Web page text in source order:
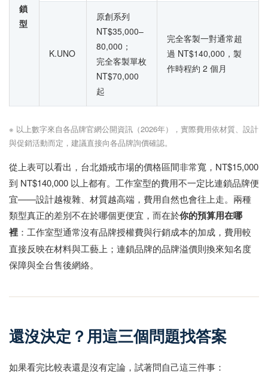
鎖
型
K.UNO
原創系列
NT$35,000–
80,000；
完全客製單枚
NT$70,000
起
完全客製一對通常超
過 NT$140,000，製
作時程約 2 個月
※ 以上數字來自各品牌官網公開資訊（2026年），實際費用依材質、設計
與促銷活動而定，建議直接向各品牌詢價確認。
從上表可以看出，台北婚戒市場的價格區間非常寬，NT$15,000
到 NT$140,000 以上都有。工作室型的費用不一定比連鎖品牌便
宜——設計越複雜、材質越高端，費用自然也會往上走。兩種
類型真正的差別不在於哪個更便宜，而在於你的預算用在哪
裡 ：工作室型通常沒有品牌授權費與行銷成本的加成，費用較
直接反映在材料與工藝上；連鎖品牌的品牌溢價則換來知名度
保障與全台售後網絡。
還沒決定？用這三個問題找答案
如果看完比較表還是沒有定論，試著問自己這三件事：